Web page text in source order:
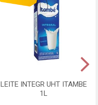
LEITE INTEGR UHT ITAMBE
1L